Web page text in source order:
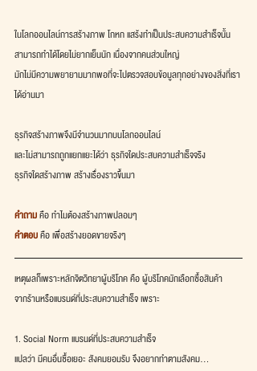
ในโลกออนไลน์การสร้างภาพ โกหก แสร้งทำเป็นประสบความสำเร็จนั้น
สามารถทำได้โดยไม่ยากเย็นนัก เนื่องจากคนส่วนใหญ่
มักไม่มีความพยายามมากพอที่จะไปตรวจสอบข้อมูลทุกอย่างของสิ่งที่เรา
ได้อ่านมา
ธุรกิจสร้างภาพจึงมีจำนวนมากบนโลกออนไลน์
และไม่สามารถถูกแยกแยะได้ว่า ธุรกิจใดประสบความสำเร็จจริง
ธุรกิจใดสร้างภาพ สร้างเรื่องราวขึ้นมา
คำถาม คือ ทำไมต้องสร้างภาพปลอมๆ
คำตอบ คือ เพื่อสร้างยอดขายจริงๆ
เหตุผลก็เพราะหลักจิตวิทยาผู้บริโภค คือ ผู้บริโภคมักเลือกซื้อสินค้า
จากร้านหรือแบรนด์ที่ประสบความสำเร็จ เพราะ
1. Social Norm แบรนด์ที่ประสบความสำเร็จ
แปลว่า มีคนอื่นซื้อเยอะ สังคมยอมรับ จึงอยากทำตามสังคม...